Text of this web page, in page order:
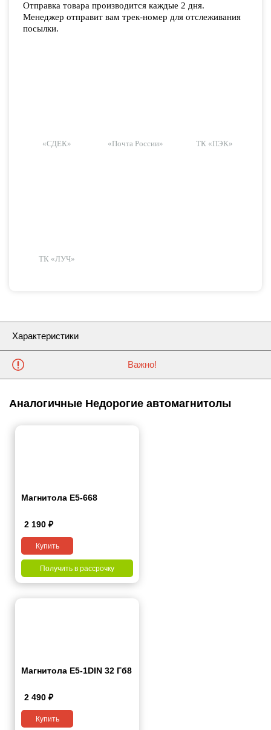
Отправка товара производится каждые 2 дня.
Менеджер отправит вам трек-номер для отслеживания
посылки.
«СДЕК» «Почта России» ТК «ПЭК»
ТК «ЛУЧ»
Характеристики
Важно!
Аналогичные Недорогие автомагнитолы
Магнитола E5-668
2 190 ₽
Купить
Получить в рассрочку
Магнитола E5-1DIN 32 Гб8
2 490 ₽
Купить